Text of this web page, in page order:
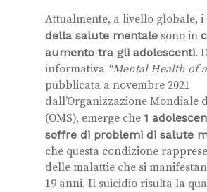
Attualmente, a livello globale, i
della salute mentale sono in
aumento tra gli adolescenti.
informativa “Mental Health of
pubblicata a novembre 2021
dall’Organizzazione Mondiale
(OMS), emerge che 1
soffre di problemi di salute
che questa condizione
delle malattie che si
19 anni. Il suicidio risulta la